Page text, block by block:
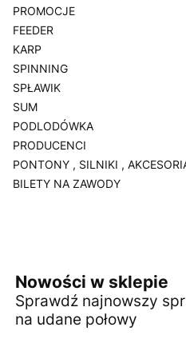
PROMOCJE
FEEDER
KARP
SPINNING
SPŁAWIK
SUM
PODLODÓWKA
PRODUCENCI
PONTONY , SILNIKI ,
BILETY NA ZAWODY
Nowości w sklepie
Sprawdź najnowszy
na udane połowy